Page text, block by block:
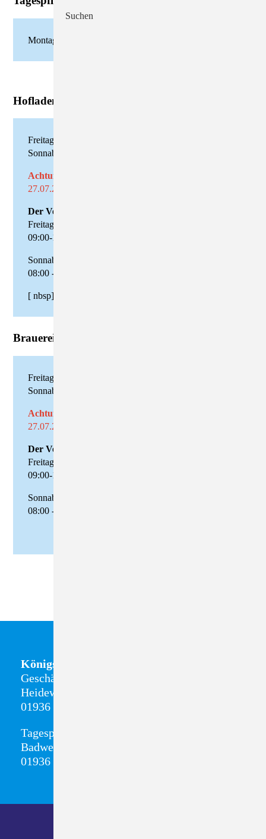
Montag bis Freitag 07.30 Uhr - 17.00 Uhr
Hofladen:
Freitag: 09.00 Uhr - 18.00 Uhr
Sonnabend: 08.00 Uhr - 11.00 Uhr
Achtung: Schließzeiten
27.07.2026 - 13.08.2026
Der Verkauf beginnt am 14.08.2026
Freitag, den 14.08.2026
09:00-18:00 Uhr
Sonnabend, den 15.08.2026
08:00 - 11:00 Uhr
[ nbsp]
Brauerei
Freitag: 09.00 Uhr - 18.00 Uhr
Sonnabend: 09.00 Uhr - 11.00 Uhr
Achtung: Schließzeiten
27.07.2026 - 13.08.2026
Der Verkauf beginnt am 14.08.2026
Freitag, den 14.08.2026
09:00-18:00 Uhr
Sonnabend, den 15.08.2026
08:00 - 11:00 Uhr
Königsbrück
Geschäftsstelle + Sozialstation
Heideweg 8
01936 Königsbrück
Tagespflege
Badweg 13
01936 Königsbrück
Suchen